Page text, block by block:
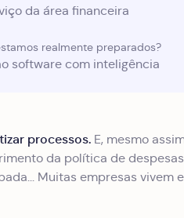
da área financeira
realmente preparados?
software com inteligência
processos. E, mesmo
da política de
Muitas empresas vivem